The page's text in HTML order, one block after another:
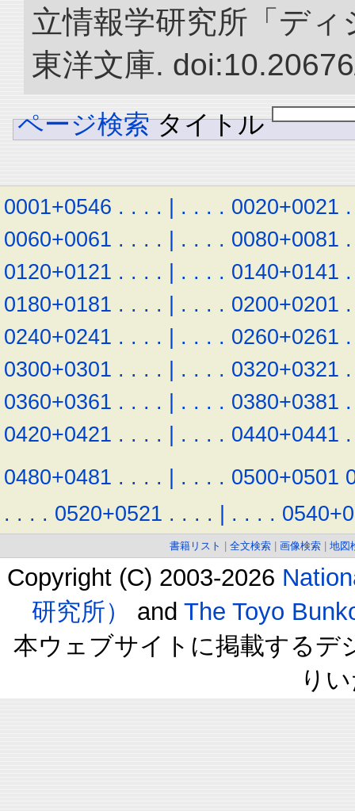
立情報学研究所「デ
東洋文庫.
ページ検索 タイトル
0001+0546 . . . . | . . . . 0020+0021 .
0060+0061 . . . . | . . . . 0080+0081 .
0120+0121 . . . . | . . . . 0140+0141 .
0180+0181 . . . . | . . . . 0200+0201 .
0240+0241 . . . . | . . . . 0260+0261 .
0300+0301 . . . . | . . . . 0320+0321 .
0360+0361 . . . . | . . . . 0380+0381 .
0420+0421 . . . . | . . . . 0440+0441 .
0480+0481 . . . . | . . . . 0500+0501
. . . . 0520+0521 . . . . | . . . .
書籍リスト 全文検索 画像検索 地図
Copyright (C) 2003-2026
研究所）
and The Toyo
本ウェブサイトに掲載するデ
り